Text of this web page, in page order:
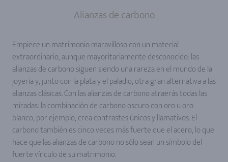
Alianzas de carbono
Empiece un matrimonio maravilloso con un material
extraordinario, aunque mayoritariamente desconocido: las
alianzas de carbono siguen siendo una rareza en el mundo de la
joyería y, junto con la plata y el paladio, otra gran alternativa a las
alianzas clásicas. Con las alianzas de carbono atraerás todas las
miradas: la combinación de carbono oscuro con oro u oro
blanco, por ejemplo, crea contrastes únicos y llamativos. El
carbono también es cinco veces más fuerte que el acero, lo que
hace que las alianzas de carbono no sólo sean un símbolo del
fuerte vínculo de su matrimonio.